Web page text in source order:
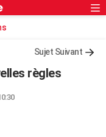
Sujet Suivant
règles